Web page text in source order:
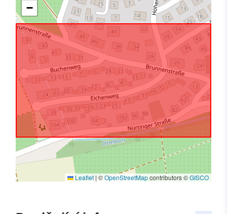
−
Leaflet|©OpenStreetMapcontributors ©GISCO